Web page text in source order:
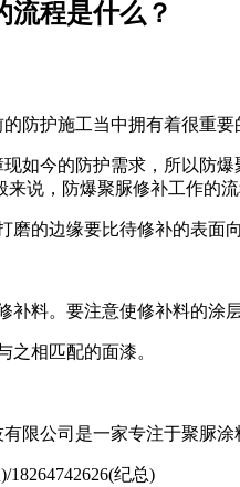
流程是什么？
防护施工当中拥有着很重
今的防护需求，所以防爆
说，防爆聚脲修补工作的流
的边缘要比待修补的表面向
料。要注意使修补料的涂层
相匹配的面漆。
公司是一家专注于聚脲涂
纪总)